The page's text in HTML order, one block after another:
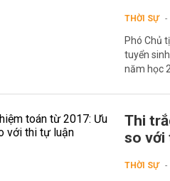
THỜI SỰ
Phó Chủ
tuyển
năm học
Thi
so với
THỜI SỰ